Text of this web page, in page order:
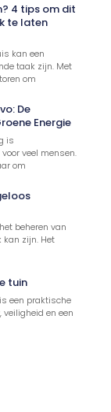
4 tips om dit
te laten
kan een
taak zijn. Met
om
De
Energie
is
veel mensen.
om
beheren van
kan zijn. Het
tuin
een praktische
en een